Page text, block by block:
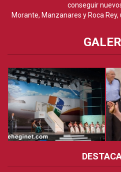
conseguir
Morante, Manzanares y Roca